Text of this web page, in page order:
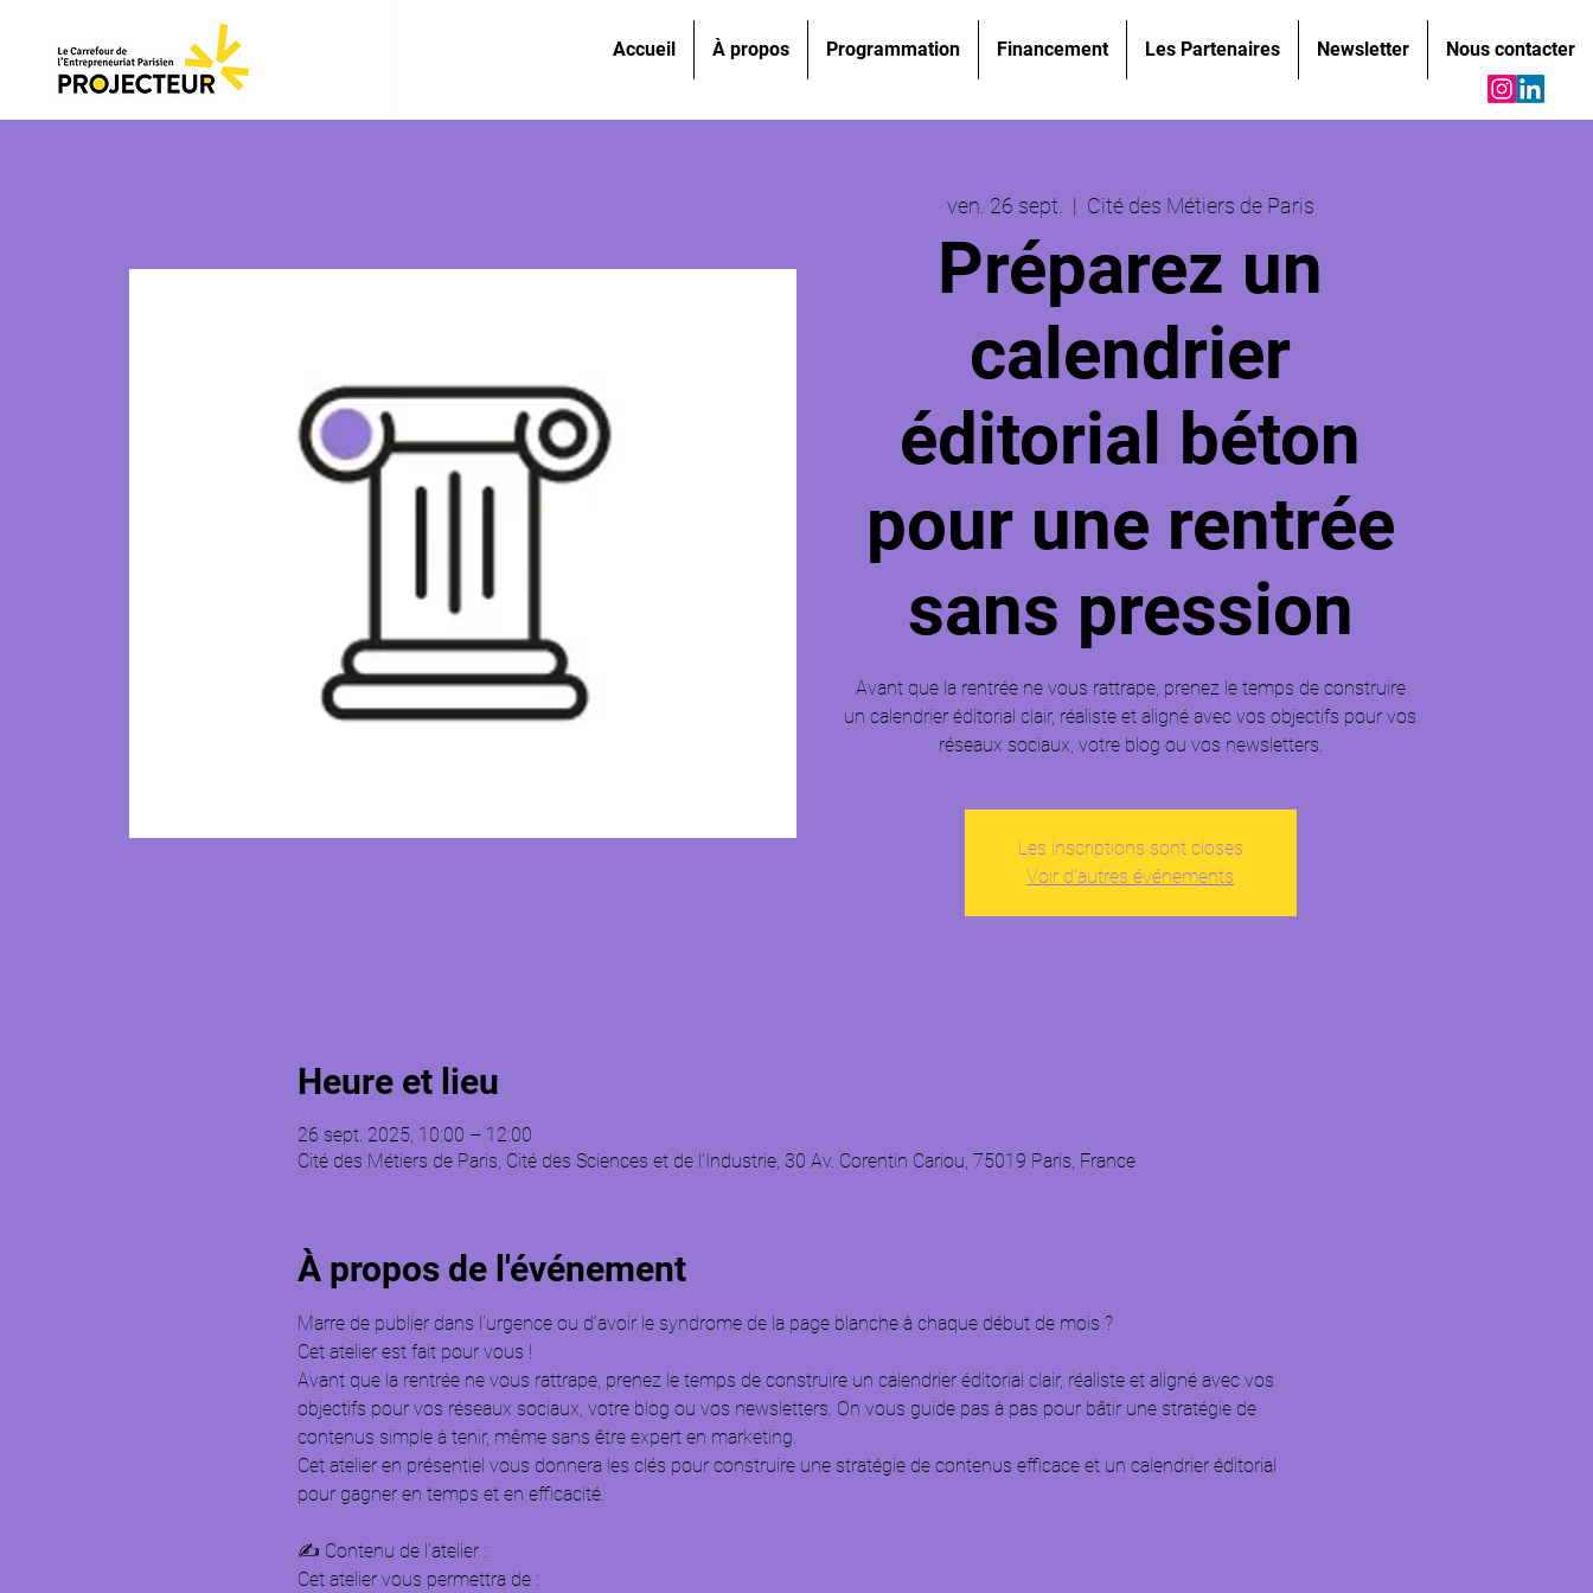
Accueil À propos Programmation Financement Les Partenaires Newsletter Nous contacter
ven. 26 sept.
  |
Cité des Métiers de Paris
Préparez un
calendrier
éditorial béton
pour une rentrée
sans pression
Avant que la rentrée ne vous rattrape, prenez le temps de construire
un calendrier éditorial clair, réaliste et aligné avec vos objectifs pour vos
réseaux sociaux, votre blog ou vos newsletters.
Les inscriptions sont closes
Voir d'autres événements
Heure et lieu
26 sept. 2025, 10:00 – 12:00
Cité des Métiers de Paris, Cité des Sciences et de l'Industrie, 30 Av. Corentin Cariou, 75019 Paris, France
À propos de l'événement
Marre de publier dans l’urgence ou d’avoir le syndrome de la page blanche à chaque début de mois ?
Cet atelier est fait pour vous !
Avant que la rentrée ne vous rattrape, prenez le temps de construire un calendrier éditorial clair, réaliste et aligné avec vos
objectifs pour vos réseaux sociaux, votre blog ou vos newsletters. On vous guide pas à pas pour bâtir une stratégie de
contenus simple à tenir, même sans être expert en marketing.
Cet atelier en présentiel vous donnera les clés pour construire une stratégie de contenus efficace et un calendrier éditorial
pour gagner en temps et en efficacité.
✍ Contenu de l’atelier :
Cet atelier vous permettra de :